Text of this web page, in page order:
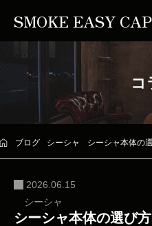
SMOKE EASY
コ
ブログ シーシャ シーシャ本体の
2026.06.15
シーシャ
シーシャ本体の選び